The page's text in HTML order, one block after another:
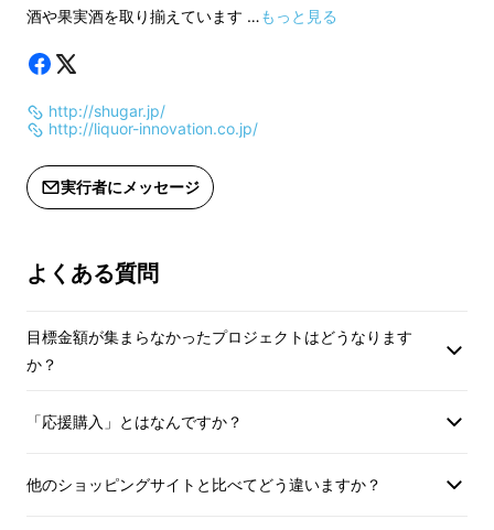
●● オリジナル果実酒 ●●
を活かした日本酒ベースのオリジナル果実酒で
イ、２１世紀梨 、ジャバラ 、 無花果（いちじ
く）
酒や果実酒を取り揃えています …もっと見る
http://shugar.jp/
http://liquor-innovation.co.jp/
実行者にメッセージ
よくある質問
目標金額が集まらなかったプロジェクトはどうなります
か？
「応援購入」とはなんですか？
他のショッピングサイトと比べてどう違いますか？